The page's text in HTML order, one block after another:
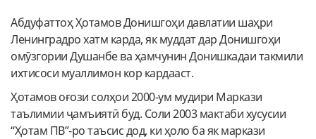
Абдуфаттоҳ Ҳотамов Донишгоҳи давлатии шаҳри
Ленинградро хатм карда, як муддат дар Донишгоҳи
омӯзгории Душанбе ва ҳамчунин Донишкадаи такмили
ихтисоси муаллимон кор кардааст.
Ҳотамов оғози солҳои 2000-ум мудири Маркази
таълимии ҷамъиятӣ буд. Соли 2003 мактаби хусусии
“Ҳотам ПВ”-ро таъсис дод, ки ҳоло ба як маркази